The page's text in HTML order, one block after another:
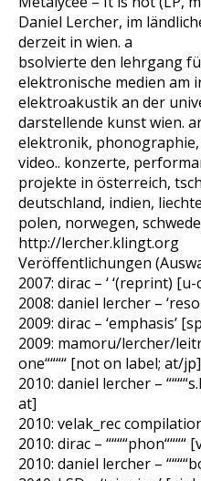
Daniel Lercher, im
derzeit in wien. a
bsolvierte den lehrgang
elektronische medien
elektroakustik an der
darstellende kunst wien.
elektronik,
video.. konzerte,
projekte in österreich,
deutschland, indien,
polen, norwegen,
http://lercher.klingt.org
Veröffentlichungen
2007: dirac – ‘ ‘(reprint)
2008: daniel lercher –
2009: dirac – ‘emphasis’
2009: mamoru/lercher/
one““““ [not on label; at/jp]
2010: daniel lercher –
at]
2010: velak_rec
2010: dirac –
2010: daniel lercher –